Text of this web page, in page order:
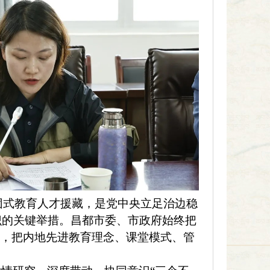
教育人才援藏，是党中央立足治边稳
关键举措。昌都市委、市政府始终把
把内地先进教育理念、课堂模式、管